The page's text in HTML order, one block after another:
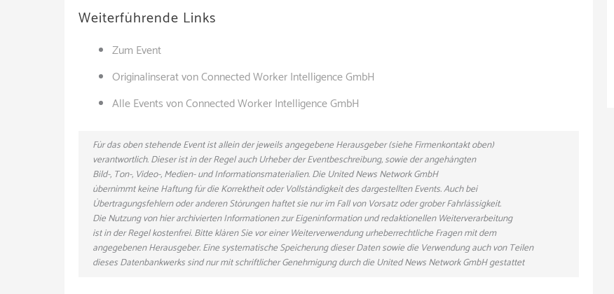
Weiterführende Links
Zum Event
Originalinserat von Connected Worker Intelligence GmbH
Alle Events von Connected Worker Intelligence GmbH
Für das oben stehende Event ist allein der jeweils angegebene Herausgeber (siehe Firmenkontakt oben)
verantwortlich. Dieser ist in der Regel auch Urheber der Eventbeschreibung, sowie der angehängten
Bild-, Ton-, Video-, Medien- und Informationsmaterialien. Die United News Network GmbH
übernimmt keine Haftung für die Korrektheit oder Vollständigkeit des dargestellten Events. Auch bei
Übertragungsfehlern oder anderen Störungen haftet sie nur im Fall von Vorsatz oder grober Fahrlässigkeit.
Die Nutzung von hier archivierten Informationen zur Eigeninformation und redaktionellen Weiterverarbeitung
ist in der Regel kostenfrei. Bitte klären Sie vor einer Weiterverwendung urheberrechtliche Fragen mit dem
angegebenen Herausgeber. Eine systematische Speicherung dieser Daten sowie die Verwendung auch von Teilen
dieses Datenbankwerks sind nur mit schriftlicher Genehmigung durch die United News Network GmbH gestattet